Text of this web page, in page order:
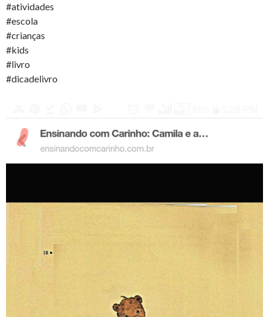
#atividades
#escola
#crianças
#kids
#livro
#dicadelivro